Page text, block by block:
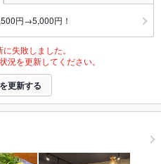
円→5,000円！
失敗しました。
況を更新してください。
更新する